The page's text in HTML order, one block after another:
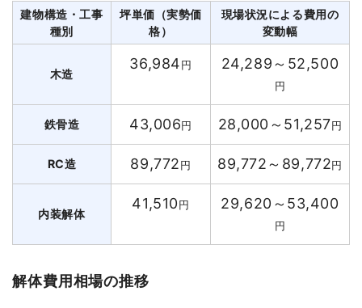
建物構造・工事
種別
坪単価（実勢価
格）
現場状況による費用の
変動幅
木造
36,984円 24,289～52,500
円
鉄骨造 43,006円 28,000～51,257円
RC造 89,772円 89,772～89,772円
内装解体
41,510円 29,620～53,400
円
解体費用相場の推移